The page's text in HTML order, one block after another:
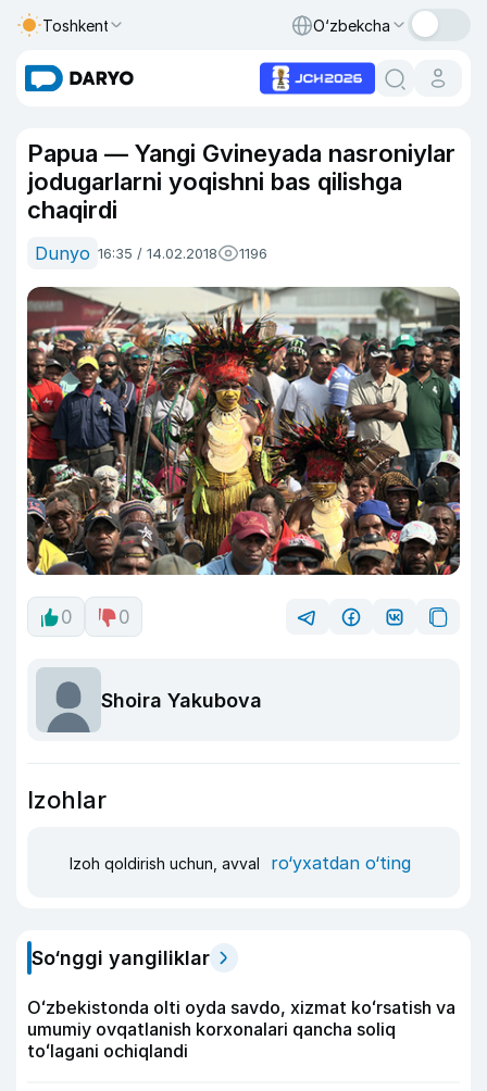
Toshkent O‘zbekcha
Papua — Yangi Gvineyada nasroniylar
jodugarlarni yoqishni bas qilishga
chaqirdi
Dunyo 16:35 / 14.02.2018 1196
0 0
Shoira Yakubova
Izohlar
Izoh qoldirish uchun, avval ro‘yxatdan o‘ting
So‘nggi yangiliklar
Oʻzbekistonda olti oyda savdo, xizmat koʻrsatish va
umumiy ovqatlanish korxonalari qancha soliq
toʻlagani ochiqlandi